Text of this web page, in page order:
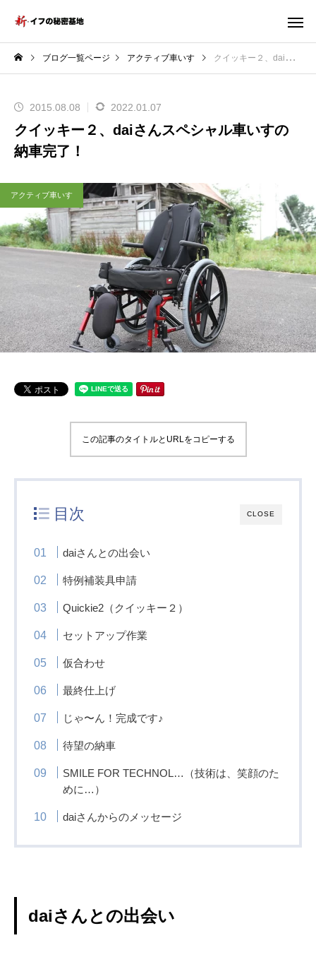
ブログ一覧ページ アクティブ車いす クイッキー２、daiさんスペシャル車いすの納車完了！
2015.08.08 2022.01.07
クイッキー２、daiさんスペシャル車いすの
納車完了！
アクティブ車いす
この記事のタイトルとURLをコピーする
CLOSE
目次
daiさんとの出会い
特例補装具申請
Quickie2（クイッキー２）
セットアップ作業
仮合わせ
最終仕上げ
じゃ〜ん！完成です♪
待望の納車
SMILE FOR TECHNOL…（技術は、笑顔のた
めに…）
daiさんからのメッセージ
daiさんとの出会い